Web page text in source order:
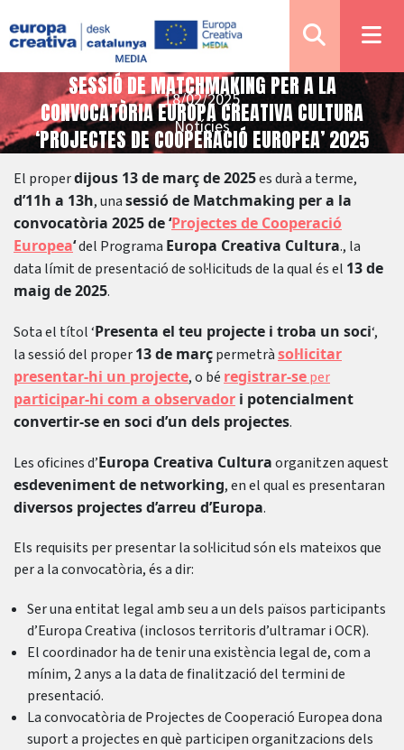
Notícies
SESSIÓ DE MATCHMAKING PER A LA
CONVOCATÒRIA EUROPA CREATIVA CULTURA
‘PROJECTES DE COOPERACIÓ EUROPEA’ 2025
18/02/2025
El properdijous 13 de març de 2025es durà a terme,
d’11h a 13h, unasessió de Matchmaking per a la
convocatòria 2025 de ‘Projectes de Cooperació
Europea‘del Programa Europa Creativa Cultura., la
data límit de presentació de sol·licituds de la qual és el 13 de
maig de 2025.
Sota el títol ‘Presenta el teu projecte i troba un soci‘,
la sessió del proper13 de marçpermetràsol·licitar
presentar-hi un projecte, o bé registrar-seper
participar-hi com a observador i potencialment
convertir-se en soci d’un dels projectes.
Les oficines d’Europa Creativa Culturaorganitzen aquest
esdeveniment de networking, en el qual es presentaran
diversos projectes d’arreu d’Europa.
Els requisits per presentar la sol·licitud són els mateixos que
per a la convocatòria, és a dir:
Ser una entitat legal amb seu a un dels països participants
d’Europa Creativa (inclosos territoris d’ultramar i OCR).
El coordinador ha de tenir una existència legal de, com a
mínim, 2 anys a la data de finalització del termini de
presentació.
La convocatòria de Projectes de Cooperació Europea dona
suport a projectes en què participen organitzacions dels